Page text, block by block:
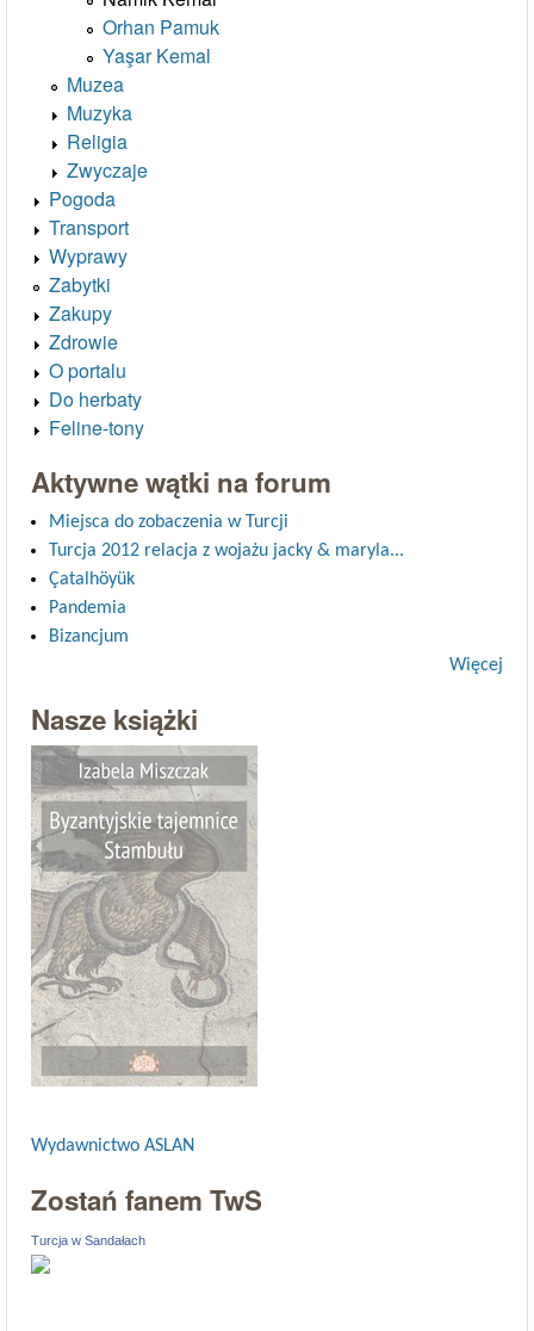
Orhan Pamuk
Yaşar Kemal
Muzea
Muzyka
Religia
Zwyczaje
Pogoda
Transport
Wyprawy
Zabytki
Zakupy
Zdrowie
O portalu
Do herbaty
Feline-tony
Aktywne wątki na forum
Miejsca do zobaczenia w Turcji
Turcja 2012 relacja z wojażu jacky & maryla...
Çatalhöyük
Pandemia
Bizancjum
Więcej
Nasze książki
Wydawnictwo ASLAN
Zostań fanem TwS
Turcja w Sandałach